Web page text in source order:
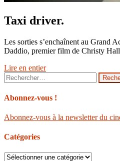
Taxi driver.
Les sorties s’enchaînent au Grand
Daddio, premier film de Christy Hall
Lire en entier
Rechercher :
Abonnez-vous !
Abonnez-vous à la newsletter du
Catégories
Catégories